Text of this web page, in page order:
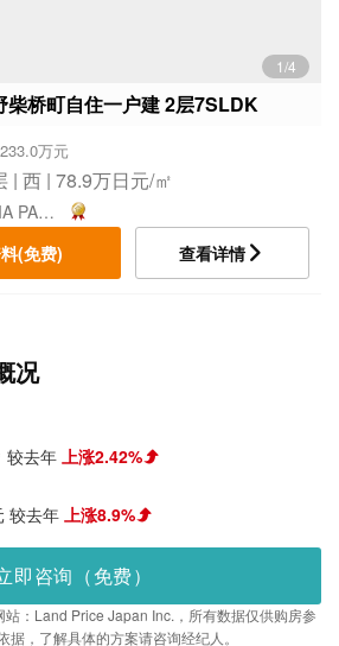
1/4
柴桥町自住一户建 2层7SLDK
万元
| 西 | 78.9万日元/㎡
株式会社RENOSY ASIA PACIFIC
(免费)
查看详情
况
较去年 上涨2.42%
较去年 上涨8.9%
即咨询（免费）
：Land Price Japan Inc.，所有数据仅供购房参
，了解具体的方案请咨询经纪人。